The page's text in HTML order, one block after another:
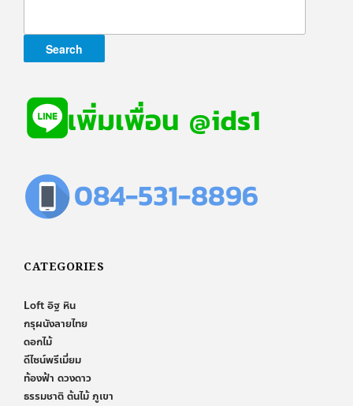
CATEGORIES
Loft อิฐ หิน
กรุผนังลายไทย
ดอกไม้
ดีไซน์พรีเมี่ยม
ท้องฟ้า ดวงดาว
ธรรมชาติ ต้นไม้ ภูเขา